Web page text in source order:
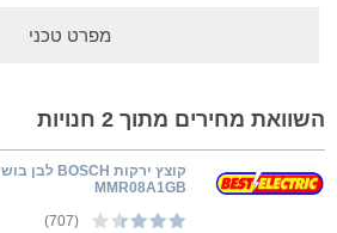
מפרט טכני
השוואת מחירים מתוך 2 חנויות
קוצץ ירקות BOSCH לבן בוש
MMR08A1GB
(707)